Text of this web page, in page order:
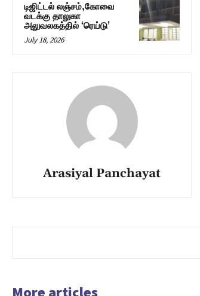
டிஜிட்டல் லஞ்சம்,கோவை
வடக்கு தாலுகா
அலுவலகத்தில் ‘ரெய்டு’
July 18, 2026
Arasiyal Panchayat
More articles